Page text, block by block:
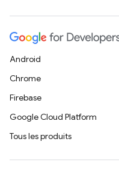
Android
Chrome
Firebase
Google Cloud Platform
Tous les produits